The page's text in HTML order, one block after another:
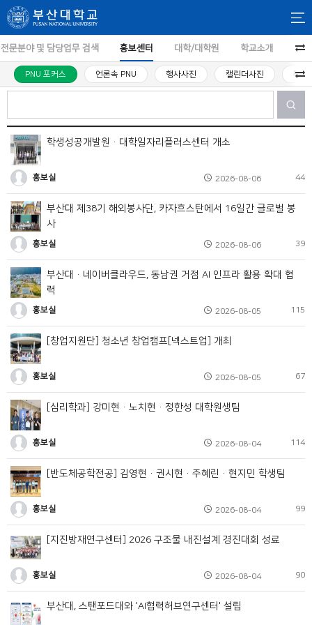
전문분야 및 담당업무 검색 홍보센터 대학/대학원 학교소개
PNU 포커스 언론속 PNU 행사사진 캘린더사진 투어
학생성공개발원·대학일자리플러스센터 개소
홍보실 2026-08-06 44
부산대 제38기 해외봉사단, 카자흐스탄에서 16일간 글로벌 봉
사
홍보실 2026-08-06 39
부산대·네이버클라우드, 동남권 거점 AI 인프라 활용 확대 협
력
홍보실 2026-08-05 115
[창업지원단] 청소년 창업캠프[넥스트업] 개최
홍보실 2026-08-05 67
[심리학과] 강미현·노치현·정한성 대학원생팀
홍보실 2026-08-04 114
[반도체공학전공] 김영현·권시현·주혜린·현지민 학생팀
홍보실 2026-08-04 99
[지진방재연구센터] 2026 구조물 내진설계 경진대회 성료
홍보실 2026-08-04 90
부산대, 스탠포드대와 'AI협력허브연구센터' 설립